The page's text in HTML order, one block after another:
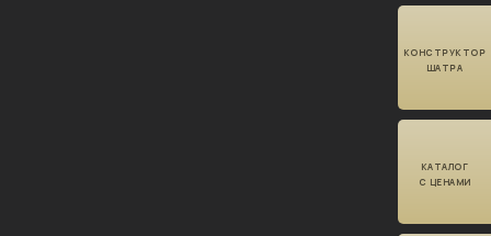
КОНСТРУКТОР
ШАТРА
КАТАЛОГ
С ЦЕНАМИ